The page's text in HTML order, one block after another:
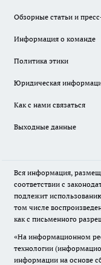
Обзорные статьи и
Информация о команде
Политика этики
Юридическая
Как с нами связаться
Выходные данные
Вся информация,
соответствии с
подлежит
том числе
как с письменного
«На информационном
технологии
информации на основе